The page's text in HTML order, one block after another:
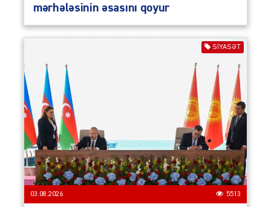
mərhələsinin əsasını qoyur
SIYASƏT
03.08.2026 5513